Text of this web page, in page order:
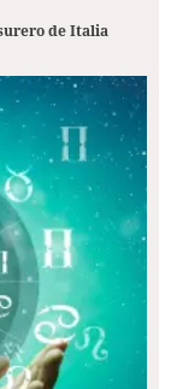
de Italia